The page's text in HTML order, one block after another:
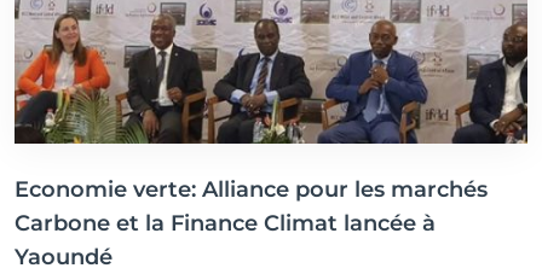
Economie verte: Alliance pour les marchés
Carbone et la Finance Climat lancée à
Yaoundé